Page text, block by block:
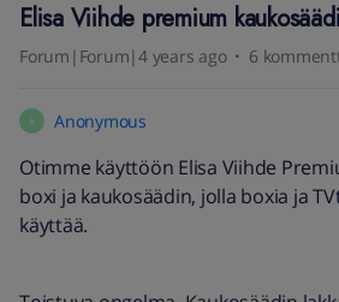
Elisa Viihde premium
Forum|Forum|4 years ago 6
A Anonymous
Otimme käyttöön Elisa Viihde
boxi ja kaukosäädin, jolla boxia ja
käyttää.